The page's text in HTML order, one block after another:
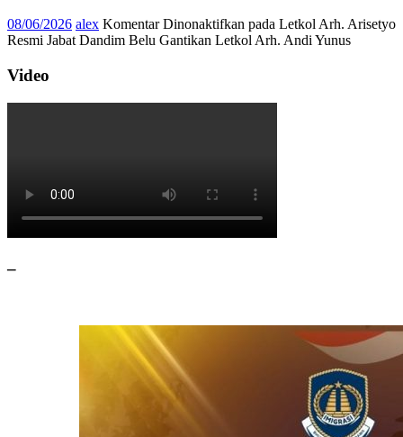
08/06/2026 alex Komentar Dinonaktifkan pada Letkol Arh. Arisetyo
Resmi Jabat Dandim Belu Gantikan Letkol Arh. Andi Yunus
Video
–